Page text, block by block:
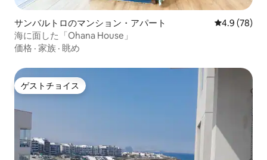
サンバルトロのマンション・アパート レビュー78
4.9 (78)
海に面した「Ohana House」
価格 · 家族 · 眺め
ゲストチョイス
ゲストチョイス